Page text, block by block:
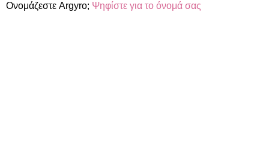
Ονομάζεστε Argyro; Ψηφίστε για το όνομά σας